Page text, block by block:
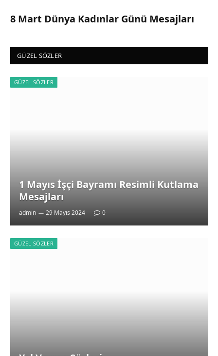
8 Mart Dünya Kadınlar Günü Mesajları
GÜZEL SÖZLER
GÜZEL SÖZLER
1 Mayıs İşçi Bayramı Resimli Kutlama
Mesajları
admin 29 Mayıs 2024 0
GÜZEL SÖZLER